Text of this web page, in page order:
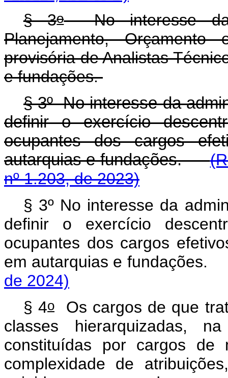
§ 3oNo interesse da
Planejamento,
provisória de Analistas
e fundações.
§ 3º No interesse da
definir o exercício
ocupantes dos cargos
autarquias e fundações.
nº 1.203, de 2023)
§ 3º No interesse da
definir o exercício
ocupantes dos cargos
em autarquias e
de 2024)
§ 4o
Os cargos de que
classes hierarquizadas,
constituídas por cargos de
complexidade de